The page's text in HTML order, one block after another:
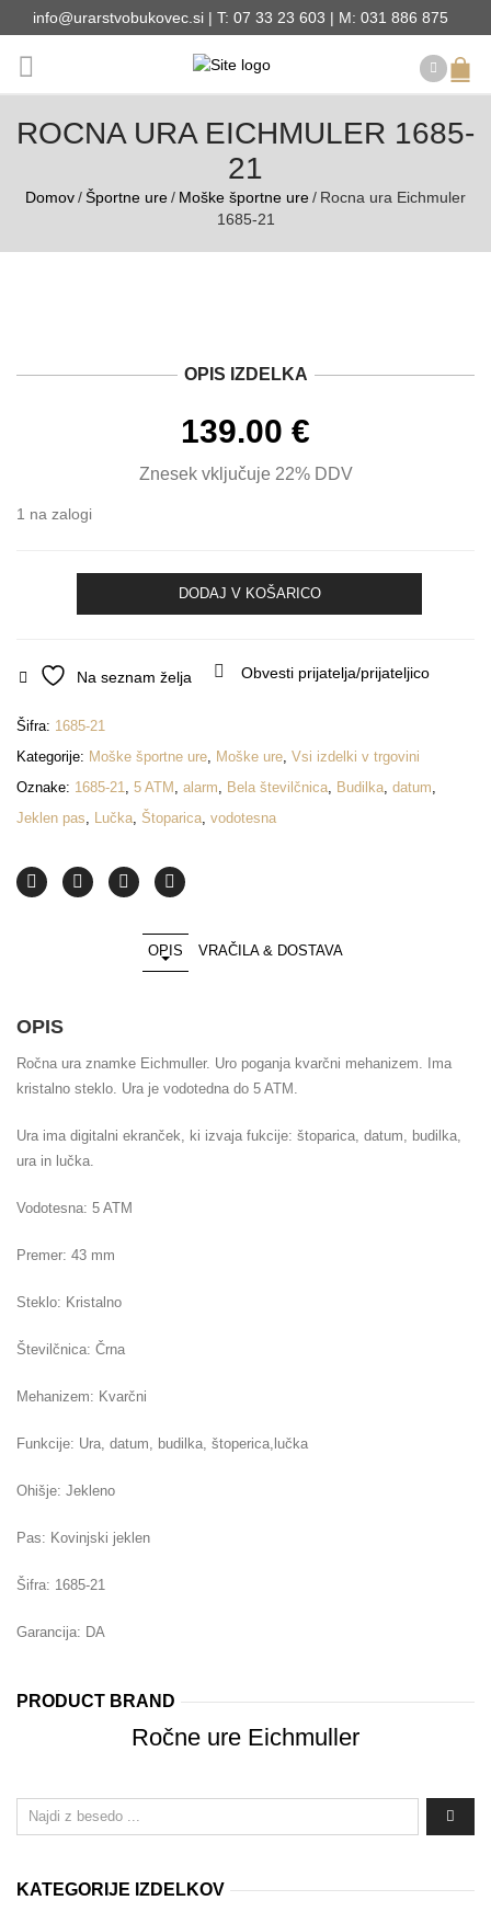
info@urarstvobukovec.si | T: 07 33 23 603 | M: 031 886 875
ROCNA URA EICHMULER 1685-
21
Domov/Športne ure/ Moške športne ure/ Rocna ura Eichmuler
1685-21
OPIS IZDELKA
139.00 €
Znesek vključuje 22% DDV
1 na zalogi
21
DODAJ V KOŠARICO
Na seznam želja Obvesti prijatelja/prijateljico
Šifra: 1685-21
Kategorije: Moške športne ure, Moške ure, Vsi izdelki v trgovini
Oznake: 1685-21, 5 ATM , alarm, Bela številčnica, Budilka, datum,
Jeklen pas, Lučka, Štoparica, vodotesna
OPIS VRAČILA & DOSTAVA
OPIS
Ročna ura znamke Eichmuller. Uro poganja kvarčni mehanizem. Ima
kristalno steklo. Ura je vodotedna do 5 ATM.
Ura ima digitalni ekranček, ki izvaja fukcije: štoparica, datum, budilka,
ura in lučka.
Vodotesna: 5 ATM
Premer: 43 mm
Steklo: Kristalno
Številčnica: Črna
Mehanizem: Kvarčni
Funkcije: Ura, datum, budilka, štoperica,lučka
Ohišje: Jekleno
Pas: Kovinjski jeklen
Šifra: 1685-21
Garancija: DA
PRODUCT BRAND
Ročne ure Eichmuller
KATEGORIJE IZDELKOV